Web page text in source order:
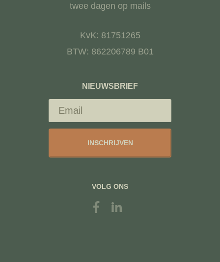
twee dagen op mails
KvK: 81751265
BTW: 862206789 B01
NIEUWSBRIEF
INSCHRIJVEN
VOLG ONS